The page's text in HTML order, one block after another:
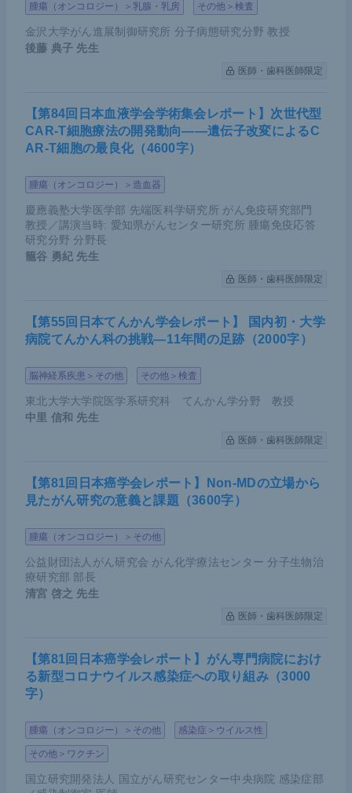
腫瘍（オンコロジー）＞乳腺・乳房 その他＞検査
金沢大学がん進展制御研究所 分子病態研究分野 教授
後藤 典子 先生
医師・歯科医師限定
【第84回日本血液学会学術集会レポート】次世代型
CAR-T細胞療法の開発動向――遺伝子改変によるC
AR-T細胞の最良化（4600字）
腫瘍（オンコロジー）＞造血器
慶應義塾大学医学部 先端医科学研究所 がん免疫研究部門
教授／講演当時: 愛知県がんセンター研究所 腫瘍免疫応答
研究分野 分野長
籠谷 勇紀 先生
医師・歯科医師限定
【第55回日本てんかん学会レポート】 国内初・大学
病院てんかん科の挑戦―11年間の足跡（2000字）
脳神経系疾患＞その他 その他＞検査
東北大学大学院医学系研究科 てんかん学分野 教授
中里 信和 先生
医師・歯科医師限定
【第81回日本癌学会レポート】Non-MDの立場から
見たがん研究の意義と課題（3600字）
腫瘍（オンコロジー）＞その他
公益財団法人がん研究会 がん化学療法センター 分子生物治
療研究部 部長
清宮 啓之 先生
医師・歯科医師限定
【第81回日本癌学会レポート】がん専門病院におけ
る新型コロナウイルス感染症への取り組み（3000
字）
腫瘍（オンコロジー）＞その他 感染症＞ウイルス性
その他＞ワクチン
国立研究開発法人 国立がん研究センター中央病院 感染症部